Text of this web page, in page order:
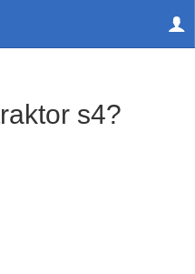
s4?